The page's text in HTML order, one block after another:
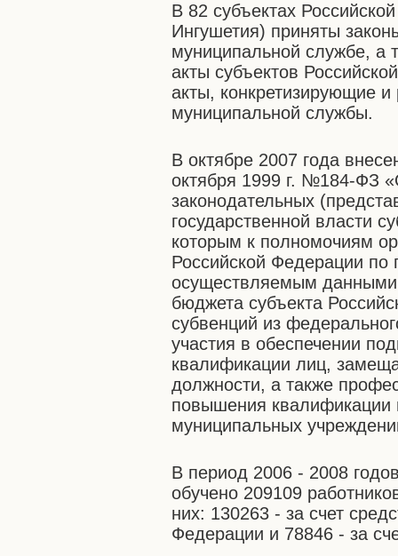
В 82 субъектах
Ингушетия) приняты
муниципальной службе, а
акты субъектов
акты, конкретизирующие
муниципальной службы.
В октябре 2007 года
октября 1999 г. №184-ФЗ
законодательных
государственной власти
которым к полномочиям
Российской Федерации по
осуществляемым данными
бюджета субъекта
субвенций из
участия в обеспечении
квалификации лиц,
должности, а также
повышения квалификации
муниципальных
В период 2006 - 2008
обучено 209109
них: 130263 - за счет
Федерации и 78846 - за